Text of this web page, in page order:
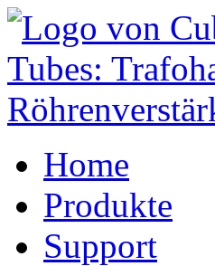
Home
Produkte
Support